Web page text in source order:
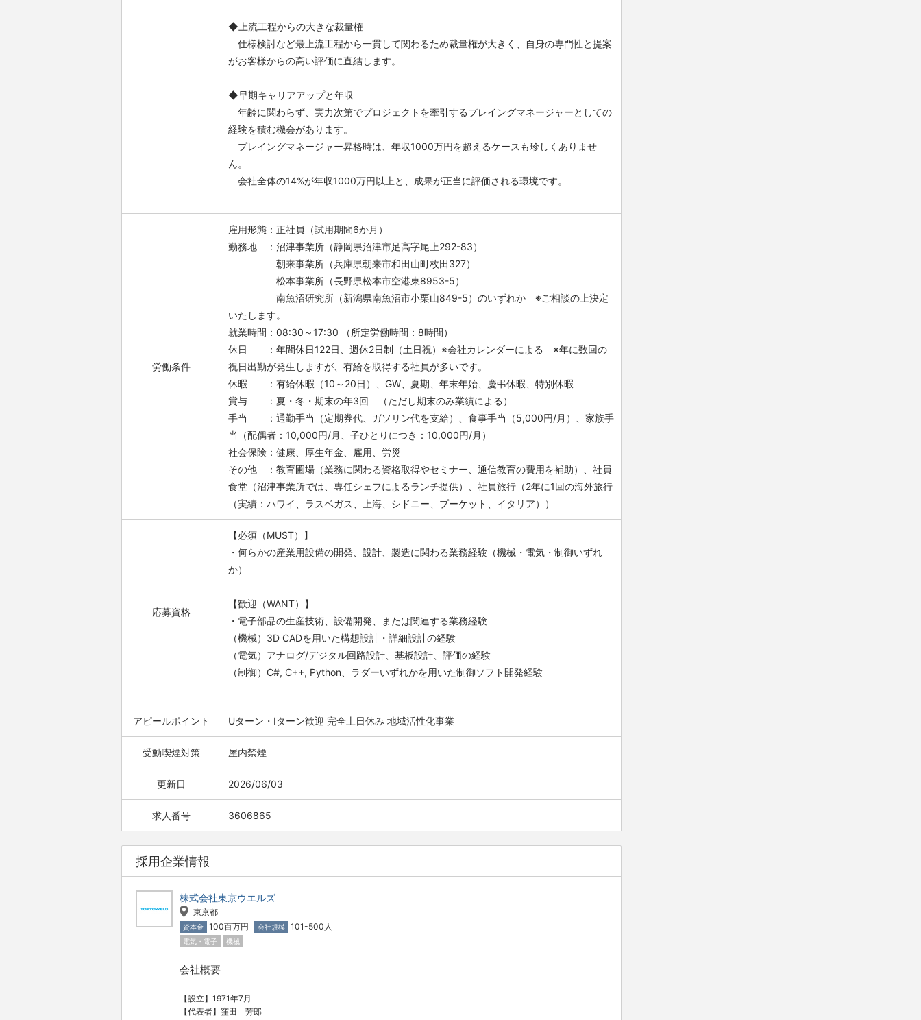
◆上流工程からの大きな裁量権
仕様検討など最上流工程から一貫して関わるため裁量権が大きく、自身の専門性と提案
がお客様からの高い評価に直結します。
◆早期キャリアアップと年収
年齢に関わらず、実力次第でプロジェクトを牽引するプレイングマネージャーとしての
経験を積む機会があります。
プレイングマネージャー昇格時は、年収1000万円を超えるケースも珍しくありませ
ん。
会社全体の14%が年収1000万円以上と、成果が正当に評価される環境です。
労働条件
雇用形態：正社員（試用期間6か月）
勤務地 ：沼津事業所（静岡県沼津市足高字尾上292-83）
朝来事業所（兵庫県朝来市和田山町枚田327）
松本事業所（長野県松本市空港東8953-5）
南魚沼研究所（新潟県南魚沼市小栗山849-5）のいずれか ※ご相談の上決定
いたします。
就業時間：08:30～17:30 （所定労働時間：8時間）
休日 ：年間休日122日、週休2日制（土日祝）※会社カレンダーによる ※年に数回の
祝日出勤が発生しますが、有給を取得する社員が多いです。
休暇 ：有給休暇（10～20日）、GW、夏期、年末年始、慶弔休暇、特別休暇
賞与 ：夏・冬・期末の年3回 （ただし期末のみ業績による）
手当 ：通勤手当（定期券代、ガソリン代を支給）、食事手当（5,000円/月）、家族手
当（配偶者：10,000円/月、子ひとりにつき：10,000円/月）
社会保険：健康、厚生年金、雇用、労災
その他 ：教育圃場（業務に関わる資格取得やセミナー、通信教育の費用を補助）、社員
食堂（沼津事業所では、専任シェフによるランチ提供）、社員旅行（2年に1回の海外旅行
（実績：ハワイ、ラスベガス、上海、シドニー、プーケット、イタリア））
応募資格
【必須（MUST）】
・何らかの産業用設備の開発、設計、製造に関わる業務経験（機械・電気・制御いずれ
か）
【歓迎（WANT）】
・電子部品の生産技術、設備開発、または関連する業務経験
（機械）3D CADを用いた構想設計・詳細設計の経験
（電気）アナログ/デジタル回路設計、基板設計、評価の経験
（制御）C#, C++, Python、ラダーいずれかを用いた制御ソフト開発経験
アピールポイント Uターン・Iターン歓迎 完全土日休み 地域活性化事業
受動喫煙対策 屋内禁煙
更新日 2026/06/03
求人番号 3606865
採用企業情報
株式会社東京ウエルズ
東京都
資本金 100百万円 会社規模 101-500人
電気・電子 機械
会社概要
【設立】1971年7月
【代表者】窪田 芳郎